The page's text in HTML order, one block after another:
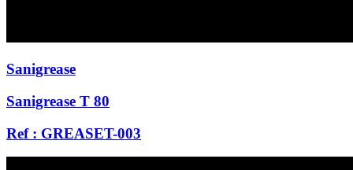
Sanigrease
Sanigrease T 80
Ref : GREASET-003